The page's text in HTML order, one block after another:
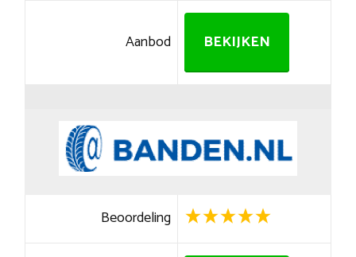
Aanbod BEKIJKEN
Beoordeling